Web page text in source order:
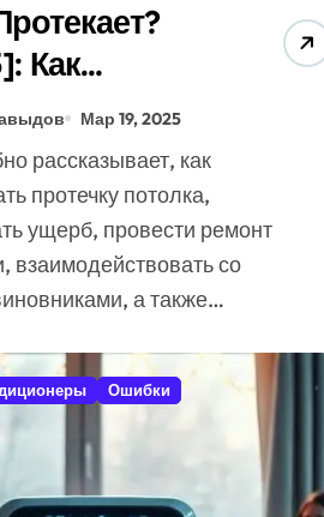
Как
(7 Советов)
Мар 19, 2025
протечку потолка,
ущерб, провести ремонт
взаимодействовать со
а также…
Ошибки